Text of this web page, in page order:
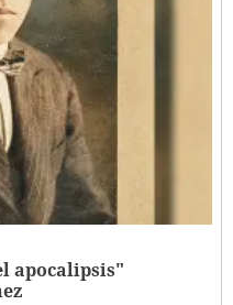
apocalipsis"